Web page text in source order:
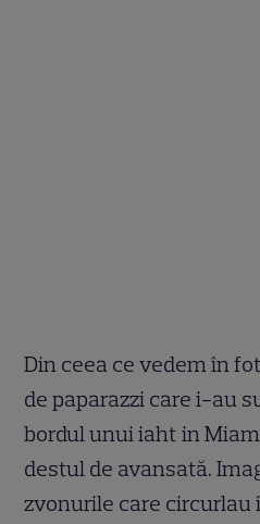
Din ceea ce vedem în
de paparazzi care i-au
bordul unui iaht in
destul de avansată.
zvonurile care circurlau